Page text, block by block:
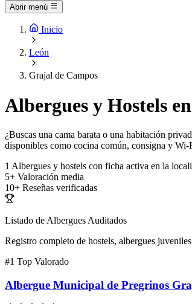
Abrir menú
Inicio
León
Grajal de Campos
Albergues y Hostels
¿Buscas una cama barata o una habitación
disponibles como cocina común, consigna y Wi-
1 Albergues y hostels con ficha activa en la
5+ Valoración media
10+ Reseñas verificadas
Listado de Albergues Auditados
Registro completo de hostels, albergues
#1 Top Valorado
Albergue Municipal de Pregrinos